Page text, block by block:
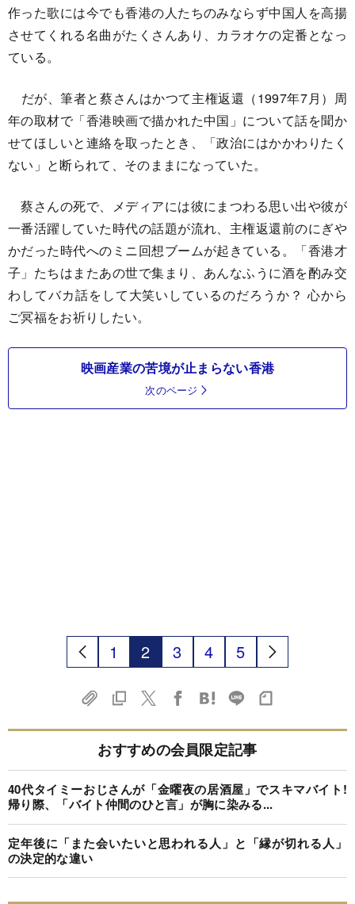
作った歌には今でも香港の人たちのみならず中国人を高揚
させてくれる名曲がたくさんあり、カラオケの定番となっ
ている。
だが、筆者と蔡さんはかつて主権返還（1997年7月）周
年の取材で「香港映画で描かれた中国」について話を聞か
せてほしいと連絡を取ったとき、「政治にはかかわりたく
ない」と断られて、そのままになっていた。
蔡さんの死で、メディアには彼にまつわる思い出や彼が
一番活躍していた時代の話題が流れ、主権返還前のにぎや
かだった時代へのミニ回想ブームが起きている。「香港才
子」たちはまたあの世で集まり、あんなふうに酒を酌み交
わしてバカ話をして大笑いしているのだろうか？ 心から
ご冥福をお祈りしたい。
映画産業の苦境が止まらない香港
次のページ
1 2 3 4 5
おすすめの会員限定記事
40代タイミーおじさんが「金曜夜の居酒屋」でスキマバイト!
帰り際、「バイト仲間のひと言」が胸に染みる...
定年後に「また会いたいと思われる人」と「縁が切れる人」
の決定的な違い